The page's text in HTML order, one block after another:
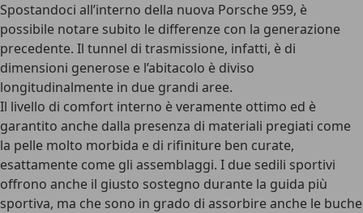
Spostandoci all’interno della nuova Porsche 959, è
possibile notare subito le differenze con la generazione
precedente. Il tunnel di trasmissione, infatti, è di
dimensioni generose e l’abitacolo è diviso
longitudinalmente in due grandi aree.
Il livello di comfort interno è veramente ottimo ed è
garantito anche dalla presenza di materiali pregiati come
la pelle molto morbida e di rifiniture ben curate,
esattamente come gli assemblaggi. I due sedili sportivi
offrono anche il giusto sostegno durante la guida più
sportiva, ma che sono in grado di assorbire anche le buche